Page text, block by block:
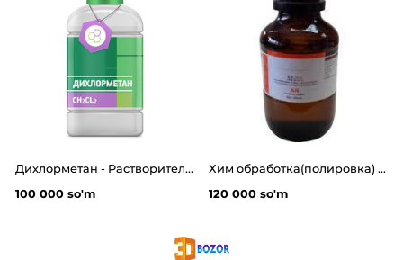
Дихлорметан - Растворитель PLA, ABS, HIPS, SBS, PETG 3d пластиков 0.5л.(665гр)
100 000 so'm
Хим обработка(полировка) PLA пластика
120 000 so'm